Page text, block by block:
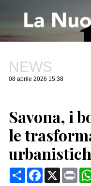
NEWS
08 aprile 2026 15:38
Savona, i
le
CondividiFacebook
X